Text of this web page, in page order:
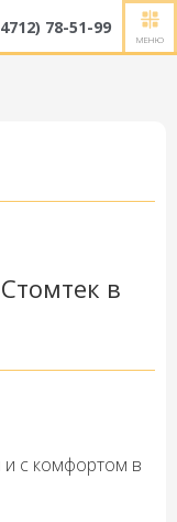
в
и с комфортом в
78-51-99
МЕНЮ